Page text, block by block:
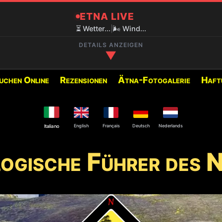
ETNA LIVE
⏳ Wetter... 🌬️ Wind...
DETAILS ANZEIGEN
▼
Nordostkrater und an
✅ EMPFOHLENE AUSFLÜGE
verfügbaren Ausflüge:
Online Rezensionen Ätna-Fotogalerie
Italiano English Français Deutsch Nederlands
Führer des